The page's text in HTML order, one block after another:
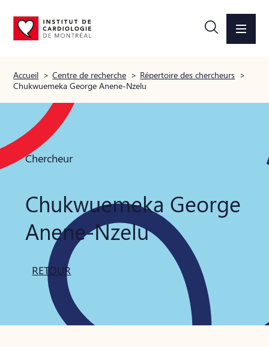
Accueil > Centre de recherche > Répertoire des chercheurs >
Chukwuemeka George Anene-Nzelu
Chercheur
Chukwuemeka George
Anene-Nzelu
RETOUR